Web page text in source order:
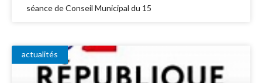
séance de Conseil Municipal du 15
actualités